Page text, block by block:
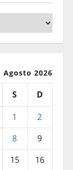
Agosto 2026
S
D
1
2
8
9
15
16